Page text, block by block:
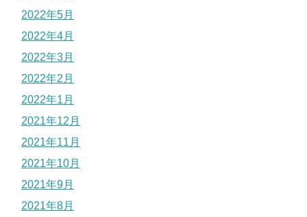
2022年5月
2022年4月
2022年3月
2022年2月
2022年1月
2021年12月
2021年11月
2021年10月
2021年9月
2021年8月